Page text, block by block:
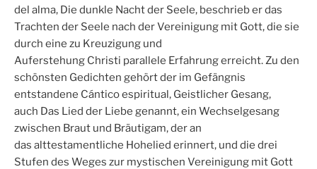
del alma, Die dunkle Nacht der Seele, beschrieb er das
Trachten der Seele nach der Vereinigung mit Gott, die sie
durch eine zu Kreuzigung und
Auferstehung Christi parallele Erfahrung erreicht. Zu den
schönsten Gedichten gehört der im Gefängnis
entstandene Cántico espiritual, Geistlicher Gesang,
auch Das Lied der Liebe genannt, ein Wechselgesang
zwischen Braut und Bräutigam, der an
das alttestamentliche Hohelied erinnert, und die drei
Stufen des Weges zur mystischen Vereinigung mit Gott